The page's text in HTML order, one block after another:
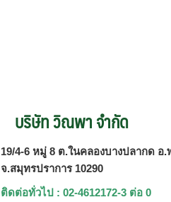
บริษัท วิณพา จำกัด
19/4-6 หมู่ 8 ต.ในคลองบางปลากด อ.
จ.สมุทรปราการ 10290
ติดต่อทั่วไป : 02-4612172-3 ต่อ 0